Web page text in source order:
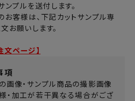
プルを送付します。
お客様は、下記カットサンプル専
お願いします。
文ページ】
項
画像・サンプル商品の撮影画像
・加工が若干異なる場合がござ